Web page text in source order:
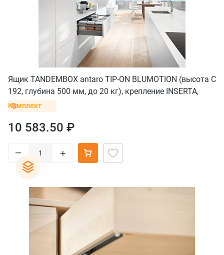
Ящик TANDEMBOX antaro TIP-ON BLUMOTION (высота C
192, глубина 500 мм, до 20 кг), крепление INSERTA,
серый орион
Комплект
10 583.50 ₽
– +